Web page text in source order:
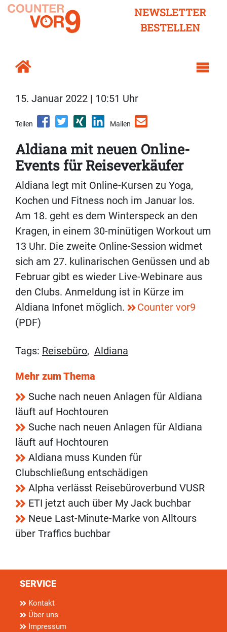
NEWSLETTER
BESTELLEN
15. Januar 2022 | 10:51 Uhr
Teilen Mailen
Aldiana mit neuen Online-
Events für Reiseverkäufer
Aldiana legt mit Online-Kursen zu Yoga,
Kochen und Fitness noch im Januar los.
Am 18. geht es dem Winterspeck an den
Kragen, in einem 30-minütigen Workout um
13 Uhr. Die zweite Online-Session widmet
sich am 27. kulinarischen Genüssen und ab
Februar gibt es wieder Live-Webinare aus
den Clubs. Anmeldung ist in Kürze im
Aldiana Infonet möglich.
Counter vor9
(PDF)
Tags: Reisebüro, Aldiana
Mehr zum Thema
Suche nach neuen Anlagen für Aldiana
läuft auf Hochtouren
Suche nach neuen Anlagen für Aldiana
läuft auf Hochtouren
Aldiana muss Kunden für
Clubschließung entschädigen
Alpha verlässt Reisebüroverbund VUSR
ETI jetzt auch über My Jack buchbar
Neue Last-Minute-Marke von Alltours
über Traffics buchbar
SERVICE
Kontakt
Über uns
Impressum